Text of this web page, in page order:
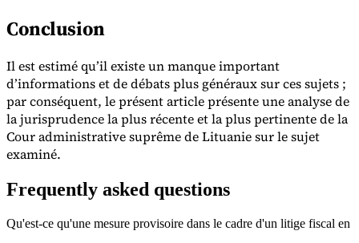
Conclusion
Il est estimé qu’il existe un manque important
d’informations et de débats plus généraux sur ces sujets ;
par conséquent, le présent article présente une analyse de
la jurisprudence la plus récente et la plus pertinente de la
Cour administrative suprême de Lituanie sur le sujet
examiné.
Frequently asked questions
Qu'est-ce qu'une mesure provisoire dans le cadre d'un litige fiscal en